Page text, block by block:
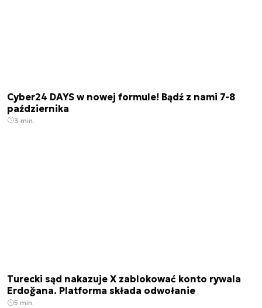
Cyber24 DAYS w nowej formule! Bądź z nami 7-8
października
3 min.
Turecki sąd nakazuje X zablokować konto rywala
Erdoğana. Platforma składa odwołanie
5 min.